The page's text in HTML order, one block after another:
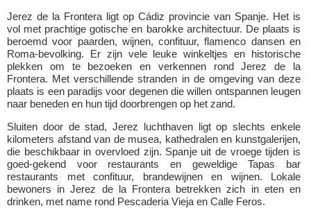
Jerez de la Frontera ligt op Cádiz provincie van Spanje. Het is
vol met prachtige gotische en barokke architectuur. De plaats is
beroemd voor paarden, wijnen, confituur, flamenco dansen en
Roma-bevolking. Er zijn vele leuke winkeltjes en historische
plekken om te bezoeken en verkennen rond Jerez de la
Frontera. Met verschillende stranden in de omgeving van deze
plaats is een paradijs voor degenen die willen ontspannen leugen
naar beneden en hun tijd doorbrengen op het zand.
Sluiten door de stad, Jerez luchthaven ligt op slechts enkele
kilometers afstand van de musea, kathedralen en kunstgalerijen,
die beschikbaar in overvloed zijn. Spanje uit de vroege tijden is
goed-gekend voor restaurants en geweldige Tapas bar
restaurants met confituur, brandewijnen en wijnen. Lokale
bewoners in Jerez de la Frontera betrekken zich in eten en
drinken, met name rond Pescaderia Vieja en Calle Feros.